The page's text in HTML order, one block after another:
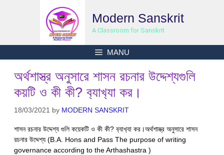
Modern Sanskrit
A Classroom for Sanskrit
MANU
অর্থশাস্ত্র অনুসারে শাসন রচনার উদ্দেশ্যগুলি
কয়টি ও কী কী? ব‍্যাখ‍্যা কর।
18/03/2021 by MODERN SANSKRIT
শাসন রচনার উদ্দেশ্য গুলি কয়েকটি ও কী কী? ব‍্যাখ‍্যা কর।অর্থশাস্ত্র অনুসারে শাসন
রচনার উদ্দেশ্য (B.A. Hons and Pass The purpose of writing
governance according to the Arthashastra )